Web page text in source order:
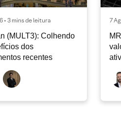
• 3 mins de leitura
(MULT3): Colhendo
dos
recentes
7